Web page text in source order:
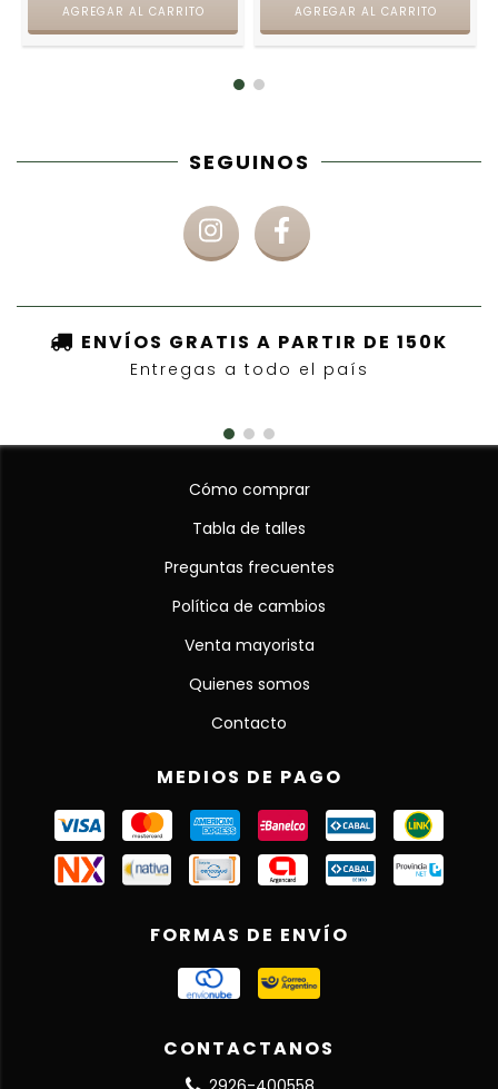
AGREGAR AL CARRITO AGREGAR AL CARRITO
SEGUINOS
ENVÍOS GRATIS A PARTIR DE 150K
Entregas a todo el país
Cómo comprar
Tabla de talles
Preguntas frecuentes
Política de cambios
Venta mayorista
Quienes somos
Contacto
MEDIOS DE PAGO
FORMAS DE ENVÍO
CONTACTANOS